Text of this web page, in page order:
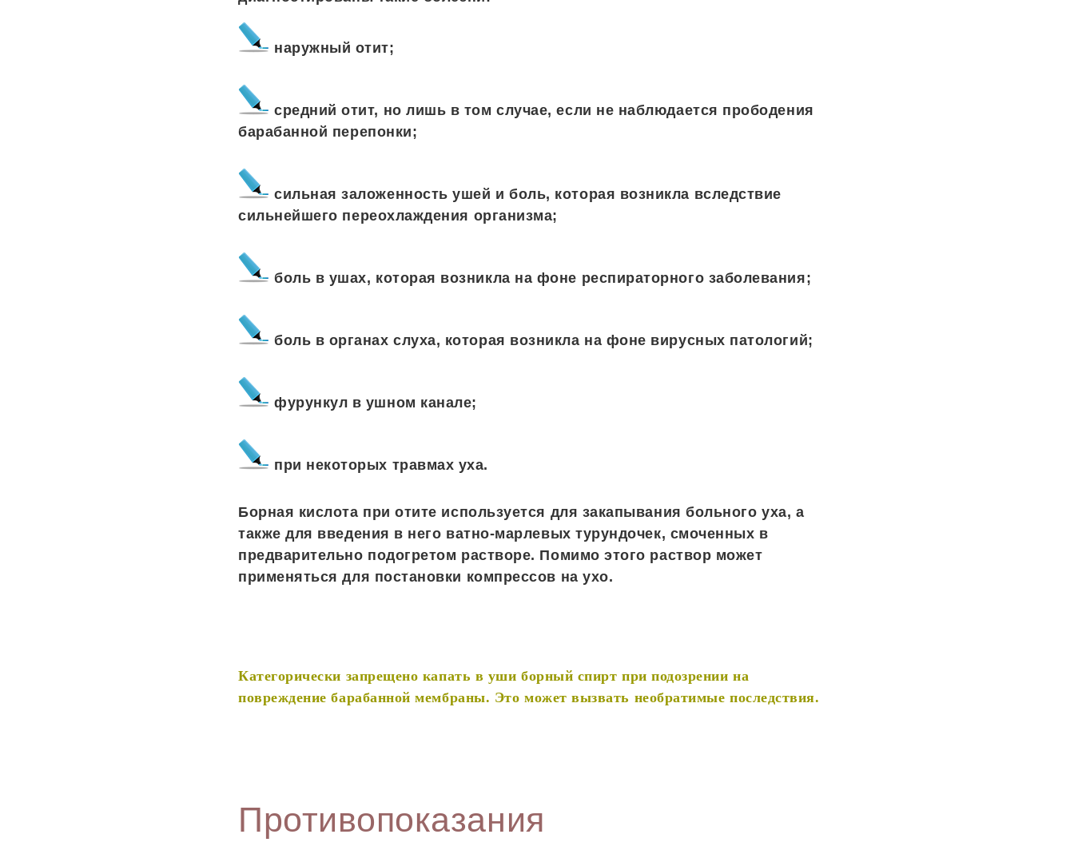
наружный отит;
средний отит, но лишь в том случае, если не наблюдается прободения
барабанной перепонки;
сильная заложенность ушей и боль, которая возникла вследствие
сильнейшего переохлаждения организма;
боль в ушах, которая возникла на фоне респираторного заболевания;
боль в органах слуха, которая возникла на фоне вирусных патологий;
фурункул в ушном канале;
при некоторых травмах уха.
Борная кислота при отите используется для закапывания больного уха, а
также для введения в него ватно-марлевых турундочек, смоченных в
предварительно подогретом растворе. Помимо этого раствор может
применяться для постановки компрессов на ухо.
Категорически запрещено капать в уши борный спирт при подозрении на
повреждение барабанной мембраны. Это может вызвать необратимые последствия.
Противопоказания